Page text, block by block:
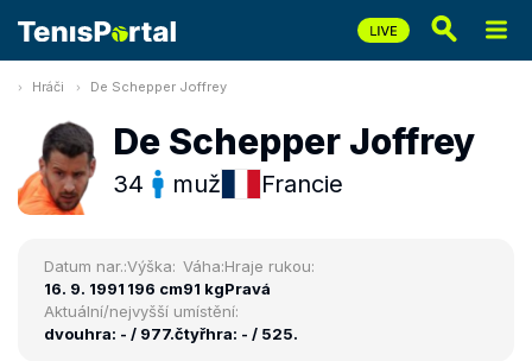
Hráči De Schepper Joffrey
De Schepper Joffrey
34 muž Francie
Datum nar.:
16. 9. 1991
Výška:
196 cm
Váha:
91 kg
Hraje rukou:
Pravá
Aktuální/nejvyšší umístění:
dvouhra: - / 977.čtyřhra: - / 525.